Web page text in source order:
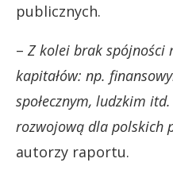
publicznych.
– Z kolei brak spójności
kapitałów: np.
społecznym, ludzkim
rozwojową dla polskich
autorzy raportu.